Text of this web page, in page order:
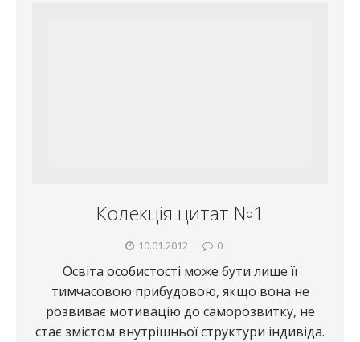
Колекція цитат №1
10.01.2012 0
Освіта особистості може бути лише її
тимчасовою прибудовою, якщо вона не
розвиває мотивацію до саморозвитку, не
стає змістом внутрішньої структури індивіда.